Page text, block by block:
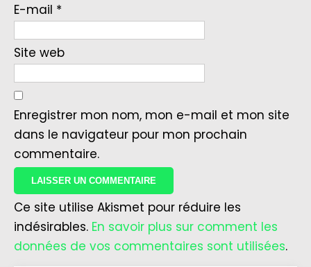
E-mail *
Site web
Enregistrer mon nom, mon e-mail et mon site
dans le navigateur pour mon prochain
commentaire.
Ce site utilise Akismet pour réduire les
indésirables. En savoir plus sur comment les
données de vos commentaires sont utilisées.